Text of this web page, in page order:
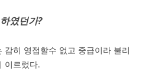
였던가?
감히 영접할수 없고 중급이라 불리
이르렀다.